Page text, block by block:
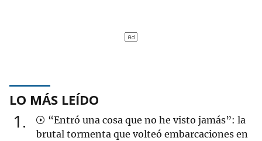
LO MÁS LEÍDO
1
“Entró una cosa que no he visto jamás”: la
brutal tormenta que volteó embarcaciones en